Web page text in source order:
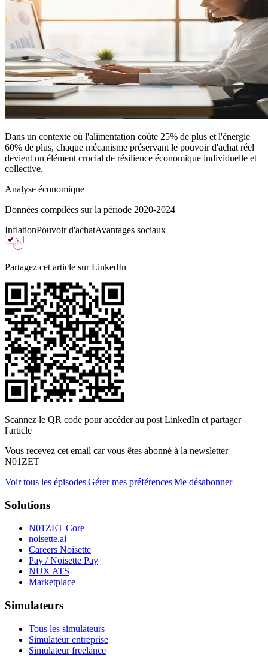
Dans un contexte où l'alimentation coûte 25% de plus et l'énergie
60% de plus, chaque mécanisme préservant le pouvoir d'achat réel
devient un élément crucial de résilience économique individuelle et
collective.
Analyse économique
Données compilées sur la période 2020-2024
InflationPouvoir d'achatAvantages sociaux
Partagez cet article sur LinkedIn
Scannez le QR code pour accéder au post LinkedIn et partager
l'article
Vous recevez cet email car vous êtes abonné à la newsletter
N01ZET
Voir tous les épisodes|Gérer mes préférences|Me désabonner
Solutions
N01ZET Core
noisette.ai
Careers Noisette
Pay / Noisette Pay
NUX ATS
Marketplace
Simulateurs
Tous les simulateurs
Simulateur entreprise
Simulateur freelance